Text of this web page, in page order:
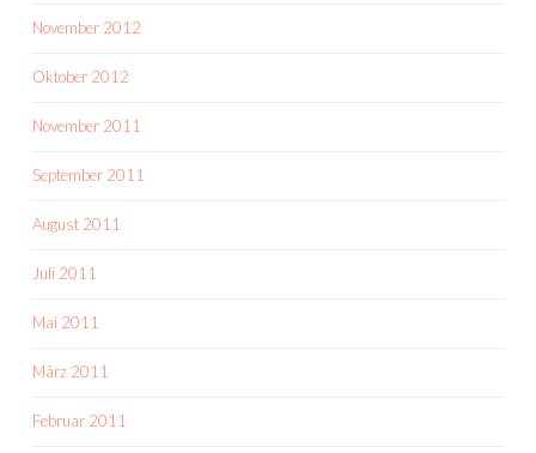
November 2012
Oktober 2012
November 2011
September 2011
August 2011
Juli 2011
Mai 2011
März 2011
Februar 2011